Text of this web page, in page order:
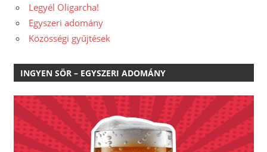
Legyél Oligarcha!
Egyszeri adomány
Közösségi gyűjtések
INGYEN SÖR – EGYSZERI ADOMÁNY